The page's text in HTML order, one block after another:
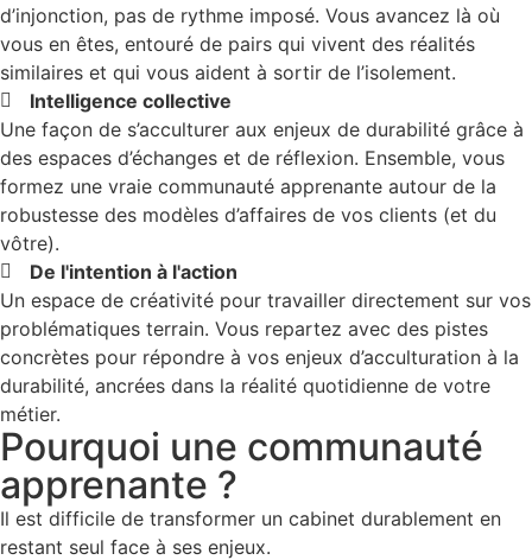
d’injonction, pas de rythme imposé. Vous avancez là où
vous en êtes, entouré de pairs qui vivent des réalités
similaires et qui vous aident à sortir de l’isolement.
Intelligence collective
Une façon de s’acculturer aux enjeux de durabilité grâce à
des espaces d’échanges et de réflexion. Ensemble, vous
formez une vraie communauté apprenante autour de la
robustesse des modèles d’affaires de vos clients (et du
vôtre).
De l'intention à l'action
Un espace de créativité pour travailler directement sur vos
problématiques terrain. Vous repartez avec des pistes
concrètes pour répondre à vos enjeux d’acculturation à la
durabilité, ancrées dans la réalité quotidienne de votre
métier.
Pourquoi une communauté
apprenante ?
Il est difficile de transformer un cabinet durablement en
restant seul face à ses enjeux.